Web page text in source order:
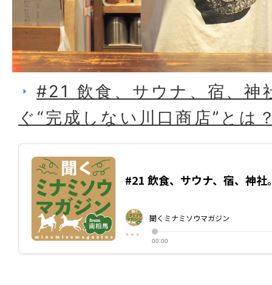
#21 飲食、サウナ、宿、神
ぐ“完成しない川口商店”とは